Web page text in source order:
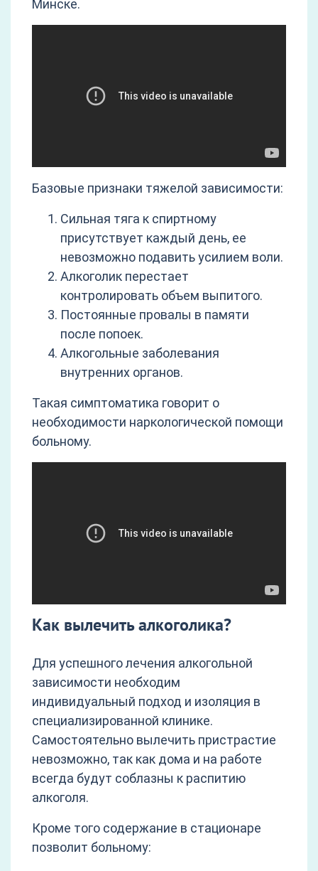
Минске.
Базовые признаки тяжелой зависимости:
Сильная тяга к спиртному
присутствует каждый день, ее
невозможно подавить усилием воли.
Алкоголик перестает
контролировать объем выпитого.
Постоянные провалы в памяти
после попоек.
Алкогольные заболевания
внутренних органов.
Такая симптоматика говорит о
необходимости наркологической помощи
больному.
Как вылечить алкоголика?
Для успешного лечения алкогольной
зависимости необходим
индивидуальный подход и изоляция в
специализированной клинике.
Самостоятельно вылечить пристрастие
невозможно, так как дома и на работе
всегда будут соблазны к распитию
алкоголя.
Кроме того содержание в стационаре
позволит больному: